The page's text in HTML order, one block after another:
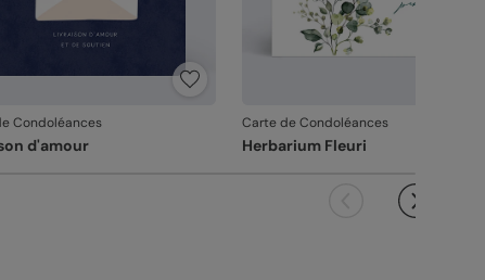
Condoléances
d'amour
Carte de Condoléances
Herbarium Fleuri